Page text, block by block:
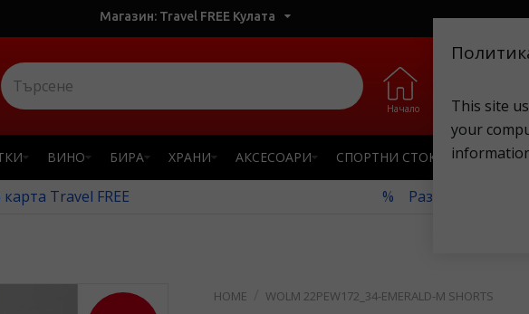
This site
your
Магазин: Travel FREE Кулата
Начало Любими
ВИНО БИРА ХРАНИ АКСЕСОАРИ СПОРТНИ СТОКИ
Travel FREE % Разгледайте
WOLM 22PEW172_34-EMERALD-M SHORTS